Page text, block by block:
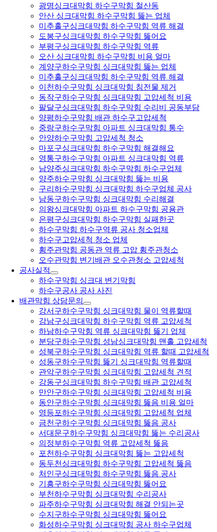
광명싱크대막힘 하수구막힘 철산동
안산 싱크대막힘 하수구막힘 뚫는 업체
미추홀구싱크대막힘 하수구막힘 역류 해결
도봉구싱크대막힘 하수구막힘 뚫어요
부평구싱크대막힘 하수구막힘 역류
오산 싱크대막힘 하수구막힘 비용 얼마
계양구하수구막힘 싱크대막힘 뚫는 업체
미추홀구싱크대막힘 하수구막힘 역류 해결
이천하수구막힘 싱크대막힘 침전물 제거
동작구하수구막힘 싱크대막힘 고압세척 비용
팔달구싱크대막힘 하수구막힘 수리비 공동부담
양평하수구막힘 배관 하수구고압세척
중랑구하수구막힘 아파트 싱크대막힘 통수
안양하수구막힘 고압세척 청소
마포구싱크대막힘 하수구막힘 해결해요
영통구하수구막힘 아파트 싱크대막힘 역류
남양주싱크대막힘 하수구막힘 하수구업체
양주하수구막힘 싱크대막힘 뚫는 비용
구리하수구막힘 싱크대막힘 하수구업체 공사
남동구하수구막힘 싱크대막힘 수리해결
의왕싱크대막힘 아파트 하수구막힘 공용관
은평구싱크대막힘 하수구막힘 실패한곳
하수구막힘 하수구역류 공사 청소업체
하수구고압세척 청소 업체
횡주관막힘 공동관 역류 고압 횡주관청소
오수관막힘 변기배관 오수관청소 고압세척
공사실적
하수구막힘 싱크대 변기막힘
하수구공사 공사 사진
배관막힘 상담문의
강서구하수구막힘 싱크대막힘 물이 역류할때
강남구싱크대막힘 하수구막힘 역류 고압세척
하남하수구막힘 역류 싱크대막힘 뚫기 업체
분당구하수구막힘 성남싱크대막힘 맨홀 고압세척
성북구하수구막힘 싱크대막힘 역류 할때 고압세척
성동구하수구막힘 뚫기 싱크대막힘 역류할때
관악구하수구막힘 싱크대막힘 고압세척 견적
강동구싱크대막힘 하수구막힘 배관 고압세척
만안구하수구막힘 싱크대막힘 고압세척 비용
동안구하수구막힘 싱크대막힘 뚫음 비용 얼마
영등포하수구막힘 싱크대막힘 고압세척 업체
금천구하수구막힘 싱크대막힘 뚫음 공사
서대문구하수구막힘 싱크대막힘 뚫는 수리공사
의정부하수구막힘 역류 고압세척 뚫음
포천하수구막힘 싱크대막힘 뚫는 고압세척
동두천싱크대막힘 하수구막힘 고압세척 뚫음
처인구싱크대막힘 하수구막힘 뚫음 공사
기흥구하수구막힘 싱크대막힘 뚫어요
부천하수구막힘 싱크대막힘 수리공사
파주하수구막힘 싱크대막힘 해결 안되는곳
수지구하수구막힘 싱크대막힘 뚫어요
화성하수구막힘 싱크대막힘 공사 하수구업체